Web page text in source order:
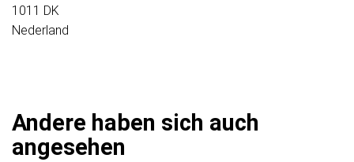
1011 DK
Nederland
Andere haben sich auch
angesehen